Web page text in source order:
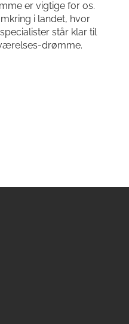
er vigtige for os.
i landet, hvor
står klar til
drømme.